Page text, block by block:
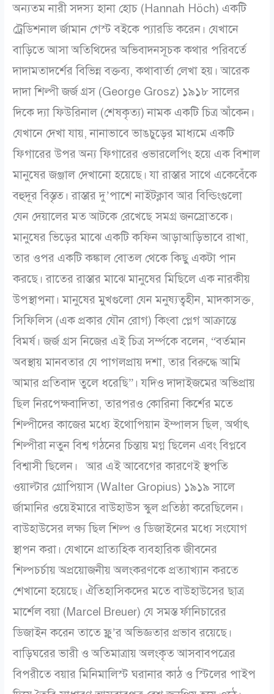
অন্যতম নারী সদস্য হানা হোচ (Hannah Höch) একটি
ট্রেডিশনাল র্জামান গেস্ট বইকে প্যারডি করেন। যেখানে
বাড়িতে আসা অতিথিদের অভিবাদনসূচক কথার পরিবর্তে
দাদামতাদর্শের বিভিন্ন বক্তব্য, কথাবার্তা লেখা হয়। আরেক
দাদা শিল্পী জর্জ গ্রস (George Grosz) ১৯১৮ সালের
দিকে দ্যা ফিউরিনাল (শেষকৃত্য) নামক একটি চিত্র আঁকেন।
যেখানে দেখা যায়, নানাভাবে ভাঙচুড়ের মাধ্যমে একটি
ফিগারের উপর অন্য ফিগারের ওভারলেপিং হয়ে এক বিশাল
মানুষের জঞ্জাল দেখানো হয়েছে। যা রাস্তার সাথে একেবেঁকে
বহুদূর বিস্তৃত। রাস্তার দু’পাশে নাইটক্লাব আর বিল্ডিংগুলো
যেন দেয়ালের মত আটকে রেখেছে সমগ্র জনস্রোতকে।
মানুষের ভিড়ের মাঝে একটি কফিন আড়াআড়িভাবে রাখা,
তার ওপর একটি কঙ্কাল বোতল থেকে কিছু একটা পান
করছে। রাতের রাস্তার মাঝে মানুষের মিছিলে এক নারকীয়
উপস্থাপনা। মানুষের মুখগুলো যেন মনুষ্যত্বহীন, মাদকাসক্ত,
সিফিলিস (এক প্রকার যৌন রোগ) কিংবা প্লেগ আক্রান্তে
বিমর্ষ। জর্জ গ্রস নিজের এই চিত্র সর্ম্পকে বলেন, “বর্তমান
অবস্থায় মানবতার যে পাগলপ্রায় দশা, তার বিরুদ্ধে আমি
আমার প্রতিবাদ তুলে ধরেছি”। যদিও দাদাইজমের অভিপ্রায়
ছিল নিরপেক্ষবাদিতা, তারপরও কোরিনা কির্শের মতে
শিল্পীদের কাজের মধ্যে ইথোপিয়ান ইম্পালস ছিল, অর্থাৎ
শিল্পীরা নতুন বিশ্ব গঠনের চিন্তায় মগ্ন ছিলেন এবং বিপ্লবে
বিশ্বাসী ছিলেন।
আর এই আবেগের কারণেই স্থপতি
ওয়াল্টার গ্রোপিয়াস (Walter Gropius) ১৯১৯ সালে
র্জামানির ওয়েইমারে বাউহাউস স্কুল প্রতিষ্ঠা করেছিলেন।
বাউহাউসের লক্ষ্য ছিল শিল্প ও ডিজাইনের মধ্যে সংযোগ
স্থাপন করা। যেখানে প্রাত্যহিক ব্যবহারিক জীবনের
শিল্পচর্চায় অপ্রয়োজনীয় অলংকরণকে প্রত্যাখ্যান করতে
শেখানো হয়েছে। ঐতিহাসিকদের মতে বাউহাউসের ছাত্র
মার্শেল বয়া (Marcel Breuer) যে সমস্ত র্ফানিচারের
ডিজাইন করেন তাতে ফ্লু’র অভিজ্ঞতার প্রভাব রয়েছে।
বাড়িঘরের ভারী ও অতিমাত্রায় অলংকৃত আসবাবপত্রের
বিপরীতে বয়ার মিনিমালিস্ট ঘরানার কাঠ ও স্টিলের পাইপ